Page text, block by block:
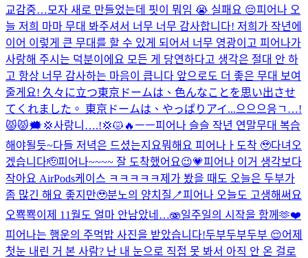
교감중…모자 새로 만들었는데 핏이 뭐임 😭 실패요 😔피어나 오
늘 저희 마마 무대 봐주셔서 너무 너무 감사합니다! 저희가 작년에
이어 이렇게 큰 무대를 할 수 있게 되어서 너무 영광이고 피어나가
사랑해 주시는 덕분이에요 모든 게 당연하다고 생각은 절대 안 하
고 항상 너무 감사하는 마음이 큽니다 앞으로도 더 좋은 무대 보여
줄게요! 久々に立つ東京ドームは、色んなことを思い出させ
てくれました。 東京ドームは、やっぱりアイ...으으으응ㄱ…!
😾😾🗯️💢사랑니….!💢😾🔥ㅡㅡ피어나 슬슬 작년 연말무대 복습
해야될듯~다들 저녁은 드셨는지요뭐해요 피어나ㅏ 도착 🥹다녀오
겠습니다🫡피어나~~~~ 잘 도착했어요😉💗피어나 이거 생각보다
작아요 AirPods케이스 ㅋㅋㅋㅋㅋ제가 봤을 때도 오늘은 두부가
좀 많긴 해요 좋지만🥹분노의 양치질🪥피어나 오늘도 고생해써요
오뾱뾱이제 11월도 얼마 안남았네…🫨일주일의 시작을 함께🫶❤️
피어나는 행운의 주먹밥 사진을 받았습니다!두부두부두부 😌어제
첫눈 내린 거 본 사람? 난 내 눈으로 직접 못 봐서 아직 안 온 걸로